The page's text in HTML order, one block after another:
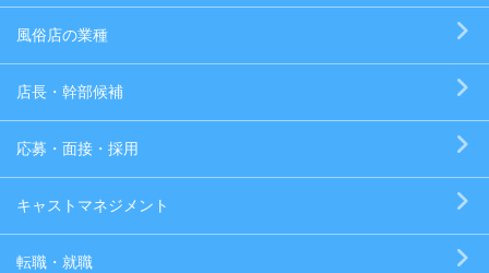
風俗店の業種
店長・幹部候補
応募・面接・採用
キャストマネジメント
転職・就職